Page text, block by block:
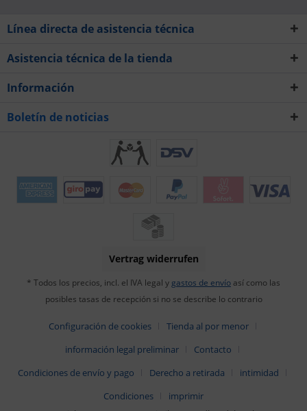
Línea directa de asistencia técnica
Asistencia técnica de la tienda
Información
Boletín de noticias
Vertrag widerrufen
* Todos los precios, incl. el IVA legal y gastos de envío así como las
posibles tasas de recepción si no se describe lo contrario
Configuración de cookies
Tienda al por menor
información legal preliminar
Contacto
Condiciones de envío y pago
Derecho a retirada
intimidad
Condiciones
imprimir